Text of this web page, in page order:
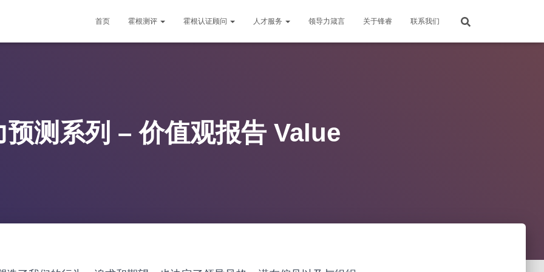
首页 霍根测评 霍根认证顾问 人才服务 领导力箴言 关于锋睿 联系我们
预测系列 – 价值观报告 Value